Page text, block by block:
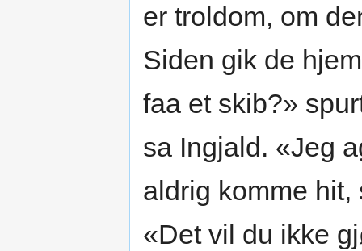
er troldom, om
Siden gik de
faa et skib?»
sa Ingjald. «Jeg
aldrig komme
«Det vil du ikke